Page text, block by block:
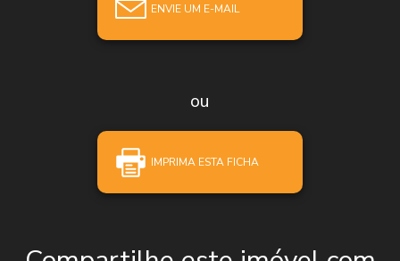
ENVIE UM E-MAIL
ou
IMPRIMA ESTA FICHA